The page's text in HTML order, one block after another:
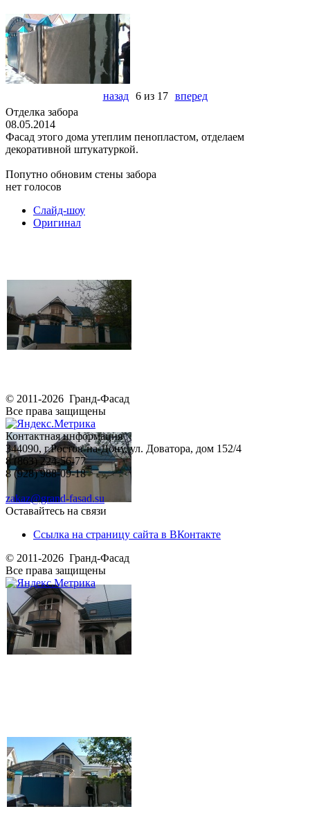
назад 6 из 17
вперед
Отделка забора
08.05.2014
Фасад этого дома утеплим пенопластом, отделаем
декоративной штукатуркой.
Попутно обновим стены забора
нет голосов
Слайд-шоу
Оригинал
© 2011-2026 Гранд-Фасад
Все права защищены
Контактная информация
344090, г.Ростов-на-Дону, ул. Доватора, дом 152/4
8 (863) 224-56-77
8 (928) 988-09-18
zakaz@grand-fasad.su
Оставайтесь на связи
Ссылка на страницу сайта в ВКонтакте
© 2011-2026 Гранд-Фасад
Все права защищены